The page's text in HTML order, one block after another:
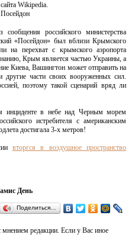
Wikipedia.
российского министерства
«Посейдон» был вблизи Крымского
на перехват с крымского аэропорта
Крым является частью Украины, а
Киева, Вашингтон может отправить на
другие части своих вооруженных сил.
поэтому такой сценарий вряд ли
инциденте в небе над Черным морем
истребителя с американским
достигала 3-х метров!
вторгся в воздушное пространство
День
Поделиться…
редакции. Если у Вас иное